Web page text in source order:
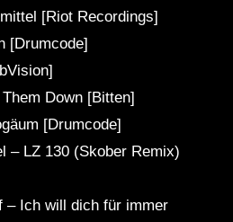
[Riot Recordings]
[Drumcode]
Down [Bitten]
[Drumcode]
– LZ 130 (Skober Remix)
– Ich will dich für immer